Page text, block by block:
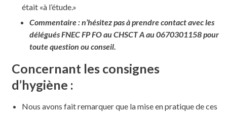
était «à l’étude.»
Commentaire : n’hésitez pas à prendre contact avec les
délégués FNEC FP FO au CHSCT A au 0670301158 pour
toute question ou conseil.
Concernant les consignes
d’hygiène :
Nous avons fait remarquer que la mise en pratique de ces